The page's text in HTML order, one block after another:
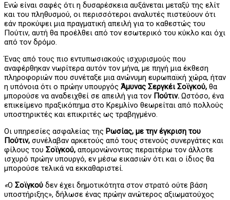
Ενώ είναι σαφές ότι η δυσαρέσκεια αυξάνεται μεταξύ της ελίτ
και του πληθυσμού, οι περισσότεροι αναλυτές πιστεύουν ότι
εάν προκύψει μια πραγματική απειλή για το καθεστώς του
Πούτιν, αυτή θα προέλθει από τον εσωτερικό του κύκλο και όχι
από τον δρόμο.
Ένας από τους πιο εντυπωσιακούς ισχυρισμούς που
αναφέρθηκαν νωρίτερα αυτόν τον μήνα, με πηγή μια έκθεση
πληροφοριών που συνέταξε μια ανώνυμη ευρωπαϊκή χώρα, ήταν
η υπόνοια ότι ο πρώην υπουργός Άμυνας Σεργκέι Σοϊγκού, θα
μπορούσε να αναδειχθεί σε απειλή για τον Πούτιν. Ωστόσο, ένα
επικείμενο πραξικόπημα στο Κρεμλίνο θεωρείται από πολλούς
υποστηρικτές και επικριτές ως τραβηγμένο.
Οι υπηρεσίες ασφαλείας της Ρωσίας, με την έγκριση του
Πούτιν, συνέλαβαν αρκετούς από τους στενούς συνεργάτες και
φίλους του Σοϊγκού, απομονώνοντας περαιτέρω τον άλλοτε
ισχυρό πρώην υπουργό, εν μέσω εικασιών ότι και ο ίδιος θα
μπορούσε τελικά να εκκαθαριστεί.
«Ο Σοϊγκού δεν έχει δημοτικότητα στον στρατό ούτε βάση
υποστήριξης», δήλωσε ένας πρώην ανώτερος αξιωματούχος